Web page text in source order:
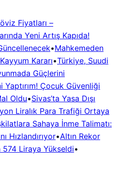
Fiyatları –
Yeni Artış Kapıda!
•Mahkemeden
Kararı•Türkiye, Suudi
Güçlerini
Yaptırım! Çocuk Güvenliği
Oldu•Sivas’ta Yasa Dışı
Liralık Para Trafiği Ortaya
Sahaya İnme Talimatı:
Hızlandırıyor•Altın Rekor
574 Liraya Yükseldi•